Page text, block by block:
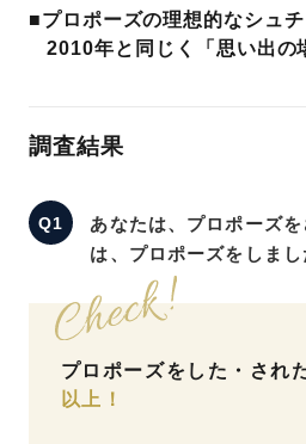
■プロポーズの理想的なシュ
2010年と同じく「思い出の
調査結果
あなたは、プロポーズ
は、プロポーズをしまし
プロポーズをした・され
以上！
言葉